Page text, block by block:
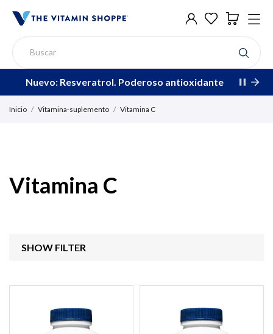
Nuevo: Resveratrol. Poderoso antioxidante
Inicio Vitamina-suplemento Vitamina C
Vitamina C
SHOW FILTER